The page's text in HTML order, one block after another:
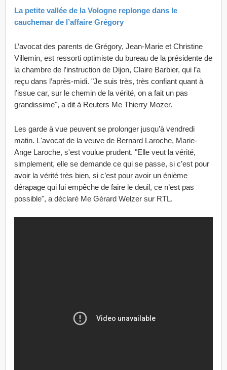
La petite vallée de la Vologne replonge dans le
cauchemar de l’affaire Grégory
L’avocat des parents de Grégory, Jean-Marie et Christine
Villemin, est ressorti optimiste du bureau de la présidente de
la chambre de l’instruction de Dijon, Claire Barbier, qui l’a
reçu dans l’après-midi. "Je suis très, très confiant quant à
l’issue car, sur le chemin de la vérité, on a fait un pas
grandissime", a dit à Reuters Me Thierry Mozer.
Les garde à vue peuvent se prolonger jusqu’à vendredi
matin. L'avocat de la veuve de Bernard Laroche, Marie-
Ange Laroche, s'est voulue prudent. "Elle veut la vérité,
simplement, elle se demande ce qui se passe, si c’est pour
avoir la vérité très bien, si c’est pour avoir un énième
dérapage qui lui empêche de faire le deuil, ce n’est pas
possible", a déclaré Me Gérard Welzer sur RTL.